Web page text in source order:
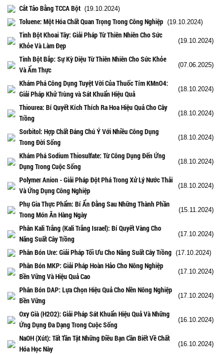
Cắt Tảo Bằng TCCA Bột (19.10.2024)
Toluene: Một Hóa Chất Quan Trọng Trong Công Nghiệp (19.10.2024)
Tinh Bột Khoai Tây: Giải Pháp Từ Thiên Nhiên Cho Sức
Khỏe Và Làm Đẹp
(19.10.2024)
Tinh Bột Bắp: Sự Kỳ Diệu Từ Thiên Nhiên Cho Sức Khỏe
Và Ẩm Thực
(07.06.2025)
Khám Phá Công Dụng Tuyệt Vời Của Thuốc Tím KMnO4:
Giải Pháp Khử Trùng và Sát Khuẩn Hiệu Quả
(18.10.2024)
Thiourea: Bí Quyết Kích Thích Ra Hoa Hiệu Quả Cho Cây
Trồng
(18.10.2024)
Sorbitol: Hợp Chất Đáng Chú Ý Với Nhiều Công Dụng
Trong Đời Sống
(18.10.2024)
Khám Phá Sodium Thiosulfate: Từ Công Dụng Đến Ứng
Dụng Trong Cuộc Sống
(18.10.2024)
Polymer Anion - Giải Pháp Đột Phá Trong Xử Lý Nước Thải
Và Ứng Dụng Công Nghiệp
(18.10.2024)
Phụ Gia Thực Phẩm: Bí Ẩn Đằng Sau Những Thành Phần
Trong Món Ăn Hàng Ngày
(15.11.2024)
Phân Kali Trắng (Kali Trắng Israel): Bí Quyết Vàng Cho
Năng Suất Cây Trồng
(17.10.2024)
Phân Bón Ure: Giải Pháp Tối Ưu Cho Năng Suất Cây Trồng (17.10.2024)
Phân Bón MKP: Giải Pháp Hoàn Hảo Cho Nông Nghiệp
Bền Vững Và Hiệu Quả Cao
(17.10.2024)
Phân Bón DAP: Lựa Chọn Hiệu Quả Cho Nền Nông Nghiệp
Bền Vững
(17.10.2024)
Oxy Già (H2O2): Giải Pháp Sát Khuẩn Hiệu Quả Và Những
Ứng Dụng Đa Dạng Trong Cuộc Sống
(16.10.2024)
NaOH (Xút): Tất Tần Tật Những Điều Bạn Cần Biết Về Chất
Hóa Học Này
(16.10.2024)